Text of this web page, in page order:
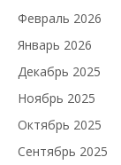
Февраль 2026
Январь 2026
Декабрь 2025
Ноябрь 2025
Октябрь 2025
Сентябрь 2025